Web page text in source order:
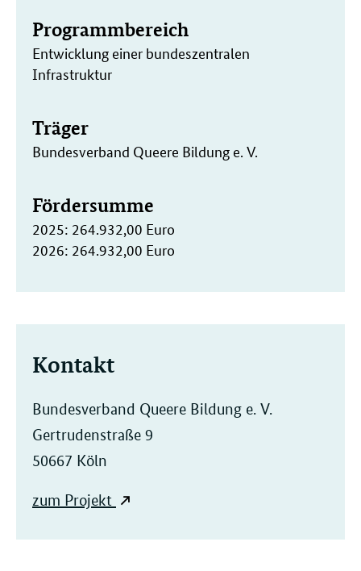
Programmbereich
Entwicklung einer bundeszentralen
Infrastruktur
Träger
Bundesverband Queere Bildung e. V.
Fördersumme
2025: 264.932,00 Euro
2026: 264.932,00 Euro
Kontakt
Bundesverband Queere Bildung e. V.
Gertrudenstraße 9
50667 Köln
zum Projekt